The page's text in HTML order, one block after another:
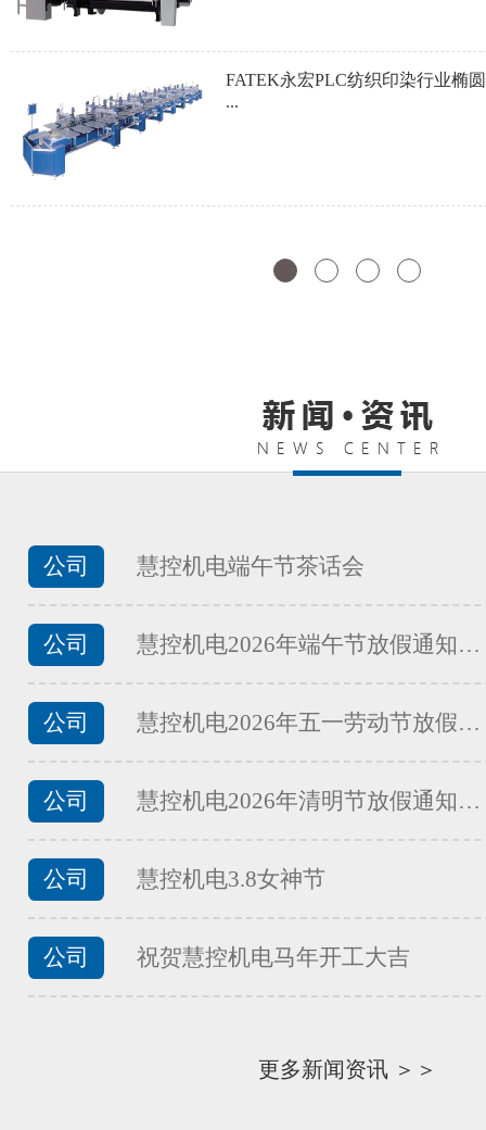
FATEK永宏PLC纺织印染行业椭
...
...
...
...
公司 慧控机电端午节茶话会
公司 慧控机电2026年端午节放假通知…
公司 慧控机电2026年五一劳动节放假…
公司 慧控机电2026年清明节放假通知…
公司 慧控机电3.8女神节
公司 祝贺慧控机电马年开工大吉
更多新闻资讯 ＞＞